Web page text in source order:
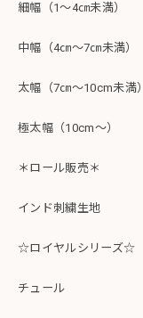
細幅（1～4㎝未満）
中幅（4㎝～7㎝未満）
太幅（7㎝～10cm未満）
極太幅（10cm～）
＊ロール販売＊
インド刺繍生地
☆ロイヤルシリーズ☆
チュール